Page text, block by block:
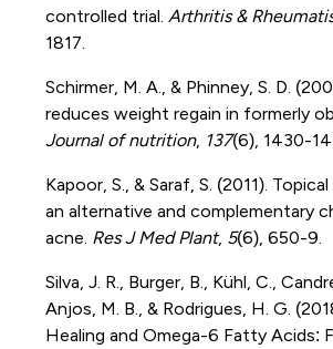
controlled trial. Arthritis &
1817.
Schirmer, M. A., & Phinney, S. D.
reduces weight regain in formerly
Journal of nutrition, 137(6), 1430-
Kapoor, S., & Saraf, S. (2011).
an alternative and complementary
acne. Res J Med Plant, 5(6), 650-9.
Silva, J. R., Burger, B., Kühl, C.,
Anjos, M. B., & Rodrigues, H. G.
Healing and Omega-6 Fatty Acids: